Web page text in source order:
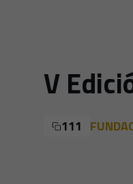
V
111